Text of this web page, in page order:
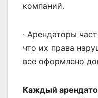
компаний.
· Арендаторы
что их права
все оформлено
Каждый